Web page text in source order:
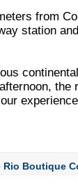
from
station
the
Rio Boutique